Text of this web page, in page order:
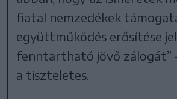
fiatal nemzedékek
együttműködés erősítése
fenntartható jövő zálogát”
a tiszteletes.